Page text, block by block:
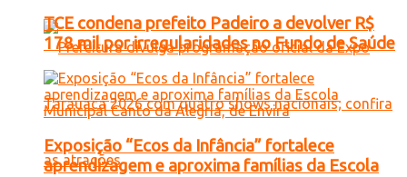
TCE condena prefeito Padeiro a devolver R$
178 mil por irregularidades no Fundo de Saúde
Exposição “Ecos da Infância” fortalece
aprendizagem e aproxima famílias da Escola